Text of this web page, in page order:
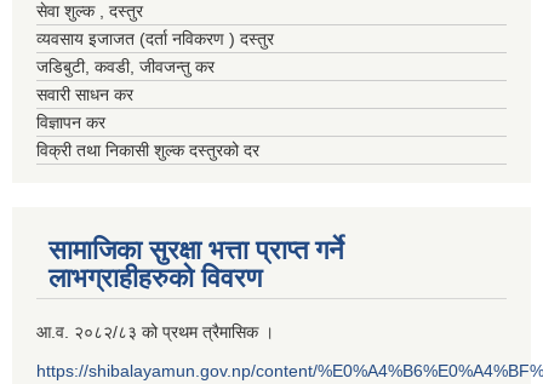
सेवा शुल्क , दस्तुर
व्यवसाय इजाजत (दर्ता नविकरण ) दस्तुर
जडिबुटी, कवडी, जीवजन्तु कर
सवारी साधन कर
विज्ञापन कर
विक्री तथा निकासी शुल्क दस्तुरको दर
सामाजिका सुरक्षा भत्ता प्राप्त गर्ने
लाभग्राहीहरुको विवरण
आ.व. २०८२/८३ को प्रथम त्रैमासिक ।
https://shibalayamun.gov.np/content/